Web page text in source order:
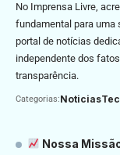
No Imprensa Livre,
fundamental para uma
portal de notícias
independente dos
transparência.
Categorias:Noticias
Nossa